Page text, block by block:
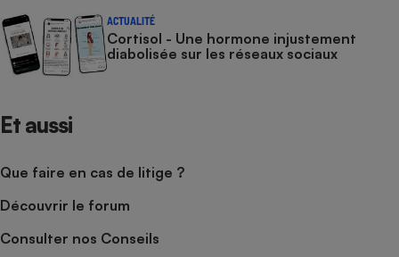
ACTUALITÉ
Cortisol - Une hormone injustement
diabolisée sur les réseaux sociaux
Et aussi
Que faire en cas de litige ?
Découvrir le forum
Consulter nos Conseils